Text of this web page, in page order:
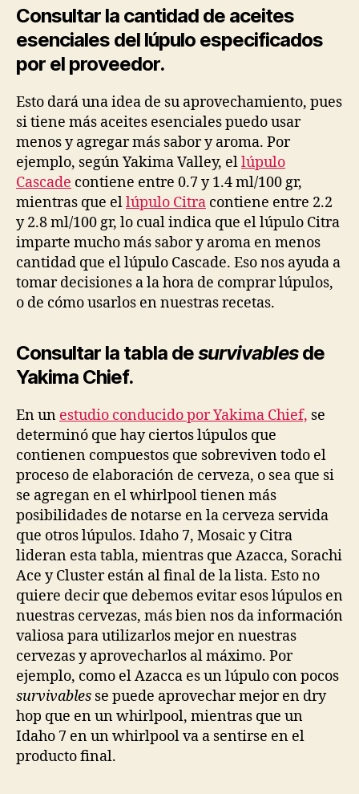
Consultar la cantidad de aceites
esenciales del lúpulo especificados
por el proveedor.
Esto dará una idea de su aprovechamiento, pues
si tiene más aceites esenciales puedo usar
menos y agregar más sabor y aroma. Por
ejemplo, según Yakima Valley, ellúpulo
Cascade contiene entre 0.7 y 1.4 ml/100 gr,
mientras que ellúpulo Citra contiene entre 2.2
y 2.8 ml/100 gr, lo cual indica que el lúpulo Citra
imparte mucho más sabor y aroma en menos
cantidad que el lúpulo Cascade. Eso nos ayuda a
tomar decisiones a la hora de comprar lúpulos,
o de cómo usarlos en nuestras recetas.
Consultar la tabla desurvivablesde
Yakima Chief.
En un estudio conducido por Yakima Chief, se
determinó que hay ciertos lúpulos que
contienen compuestos que sobreviven todo el
proceso de elaboración de cerveza, o sea que si
se agregan en el whirlpool tienen más
posibilidades de notarse en la cerveza servida
que otros lúpulos. Idaho 7, Mosaic y Citra
lideran esta tabla, mientras que Azacca, Sorachi
Ace y Cluster están al final de la lista. Esto no
quiere decir que debemos evitar esos lúpulos en
nuestras cervezas, más bien nos da información
valiosa para utilizarlos mejor en nuestras
cervezas y aprovecharlos al máximo. Por
ejemplo, como el Azacca es un lúpulo con pocos
survivables se puede aprovechar mejor en dry
hop que en un whirlpool, mientras que un
Idaho 7 en un whirlpool va a sentirse en el
producto final.